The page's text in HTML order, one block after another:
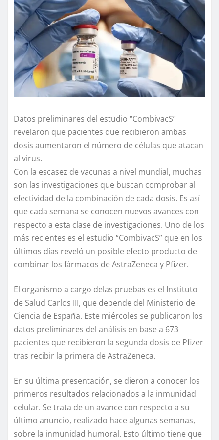
Datos preliminares del estudio “CombivacS”
revelaron que pacientes que recibieron ambas
dosis aumentaron el número de células que atacan
al virus.
Con la escasez de vacunas a nivel mundial, muchas
son las investigaciones que buscan comprobar al
efectividad de la combinación de cada dosis. Es así
que cada semana se conocen nuevos avances con
respecto a esta clase de investigaciones. Uno de los
más recientes es el estudio “CombivacS” que en los
últimos días reveló un posible efecto producto de
combinar los fármacos de AstraZeneca y Pfizer.
El organismo a cargo delas pruebas es el Instituto
de Salud Carlos III, que depende del Ministerio de
Ciencia de España. Este miércoles se publicaron los
datos preliminares del análisis en base a 673
pacientes que recibieron la segunda dosis de Pfizer
tras recibir la primera de AstraZeneca.
En su última presentación, se dieron a conocer los
primeros resultados relacionados a la inmunidad
celular. Se trata de un avance con respecto a su
último anuncio, realizado hace algunas semanas,
sobre la inmunidad humoral. Esto último tiene que